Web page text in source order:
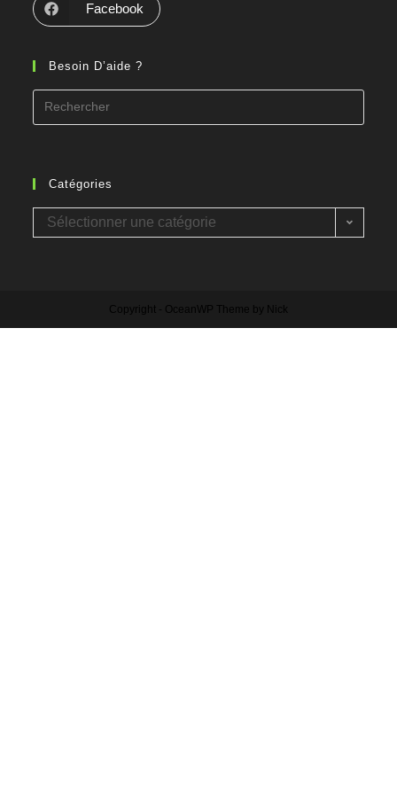
Facebook
Besoin D’aide ?
Catégories
Sélectionner une catégorie
Copyright - OceanWP Theme by Nick